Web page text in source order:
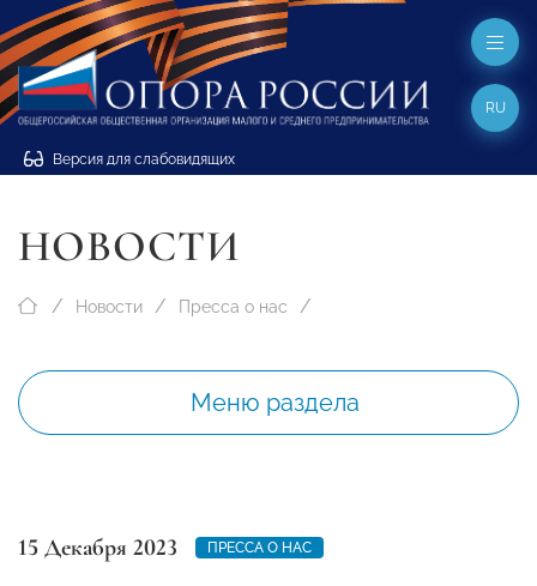
Версия для слабовидящих
RU
НОВОСТИ
Новости Пресса о нас
Меню раздела
15 Декабря 2023 ПРЕССА О НАС